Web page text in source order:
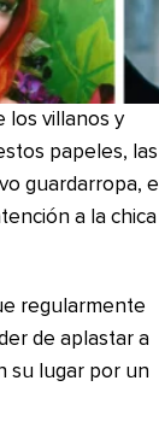
los villanos y
papeles, las
guardarropa, el
a la chica
regularmente
de aplastar a
su lugar por un